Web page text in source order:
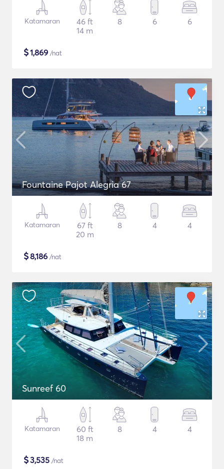
Katamaran
46 ft
14 m
8 6 6
$1,869 /nat
Fountaine Pajot Alegria 67
Katamaran
67 ft
20 m
8 4 4
$8,186 /nat
Sunreef 60
Katamaran
60 ft
18 m
8 4 4
$3,535 /nat